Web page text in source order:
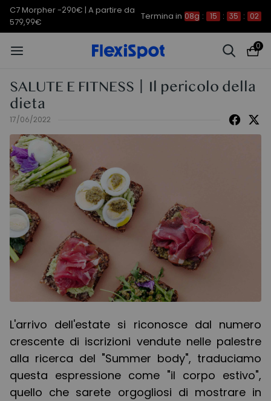
C7 Morpher -290€ | A partire da
579,99€
Termina in 08g : 15 : 35 : 01
0
SALUTE E FITNESS丨Il pericolo della
dieta
17/06/2022
L'arrivo dell'estate si riconosce dal numero
crescente di iscrizioni vendute nelle palestre
alla ricerca del "Summer body", traduciamo
questa espressione come "il corpo estivo",
quello che sarete orgogliosi di mostrare in